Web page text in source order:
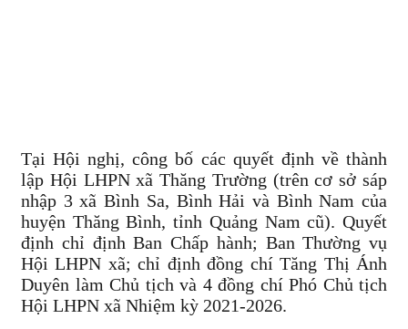
Tại Hội nghị, công bố các quyết định về thành
lập Hội LHPN xã Thăng Trường (trên cơ sở sáp
nhập 3 xã Bình Sa, Bình Hải và Bình Nam của
huyện Thăng Bình, tỉnh Quảng Nam cũ). Quyết
định chỉ định Ban Chấp hành; Ban Thường vụ
Hội LHPN xã; chỉ định đồng chí Tăng Thị Ánh
Duyên làm Chủ tịch và 4 đồng chí Phó Chủ tịch
Hội LHPN xã Nhiệm kỳ 2021-2026.